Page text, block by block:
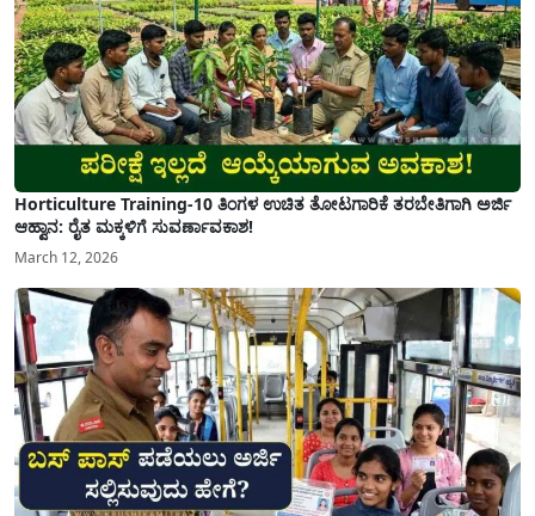
Horticulture Training-10 ತಿಂಗಳ ಉಚಿತ ತೋಟಗಾರಿಕೆ ತರಬೇತಿಗಾಗಿ ಅರ್ಜಿ
ಆಹ್ವಾನ: ರೈತ ಮಕ್ಕಳಿಗೆ ಸುವರ್ಣಾವಕಾಶ!
March 12, 2026